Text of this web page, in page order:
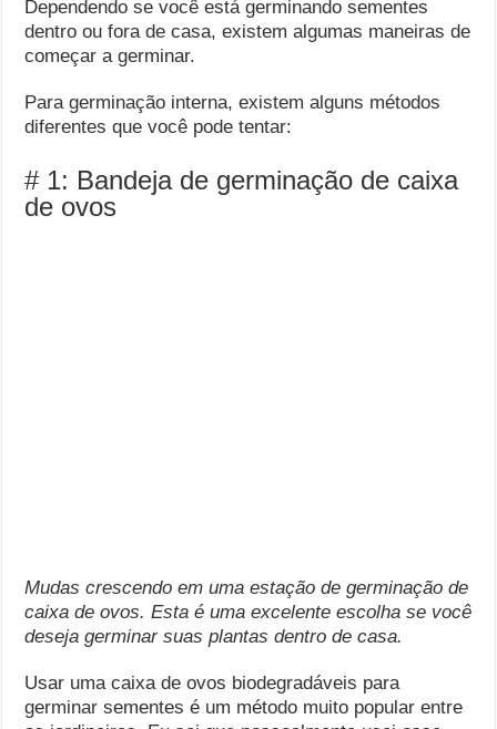
Dependendo se você está germinando sementes
dentro ou fora de casa, existem algumas maneiras de
começar a germinar.
Para germinação interna, existem alguns métodos
diferentes que você pode tentar:
# 1: Bandeja de germinação de caixa
de ovos
Mudas crescendo em uma estação de germinação de
caixa de ovos. Esta é uma excelente escolha se você
deseja germinar suas plantas dentro de casa.
Usar uma caixa de ovos biodegradáveis ​​para
germinar sementes é um método muito popular entre